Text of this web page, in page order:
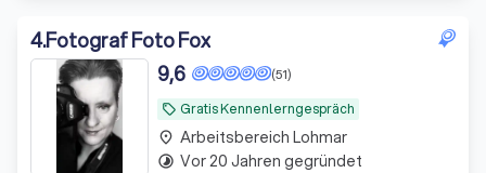
4.Fotograf Foto Fox
local_offer Gratis Kennenlerngespräch
(51)
9,6
place Arbeitsbereich Lohmar
timelapse Vor 20 Jahren gegründet